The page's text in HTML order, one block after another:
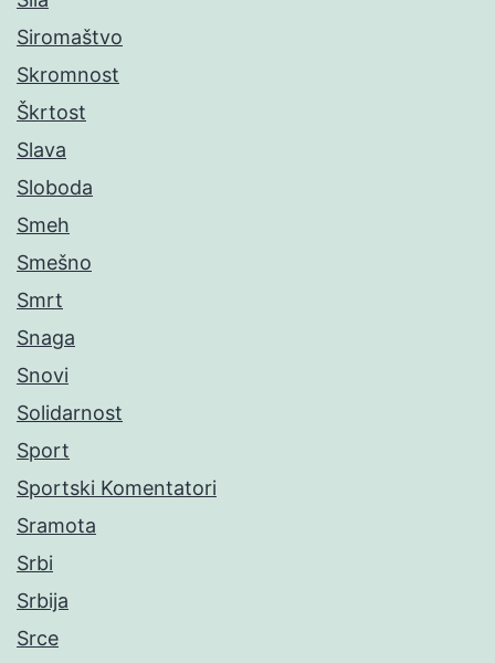
Siromaštvo
Skromnost
Škrtost
Slava
Sloboda
Smeh
Smešno
Smrt
Snaga
Snovi
Solidarnost
Sport
Sportski Komentatori
Sramota
Srbi
Srbija
Srce